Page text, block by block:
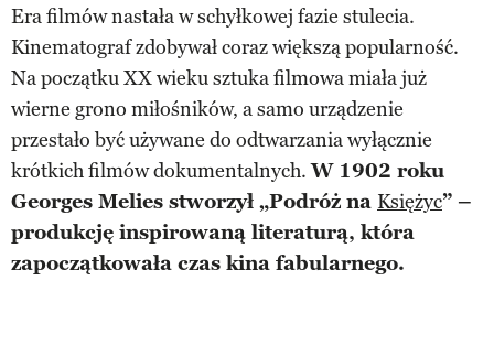
Era filmów nastała w schyłkowej fazie stulecia.
Kinematograf zdobywał coraz większą popularność.
Na początku XX wieku sztuka filmowa miała już
wierne grono miłośników, a samo urządzenie
przestało być używane do odtwarzania wyłącznie
krótkich filmów dokumentalnych.W 1902 roku
Georges Melies stworzył „Podróż na Księżyc” –
produkcję inspirowaną literaturą, która
zapoczątkowała czas kina fabularnego.